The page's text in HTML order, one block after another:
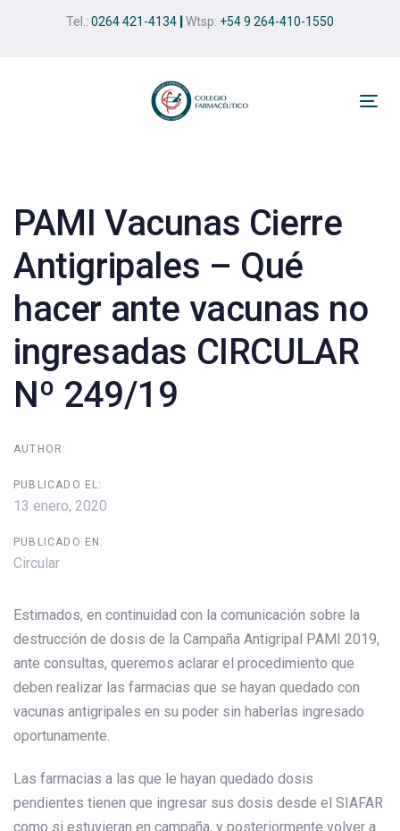
Tel.: 0264 421-4134 Wtsp: +54 9 264-410-1550
PAMI Vacunas Cierre
Antigripales – Qué
hacer ante vacunas no
ingresadas CIRCULAR
Nº 249/19
AUTHOR:
PUBLICADO EL:
13 enero, 2020
PUBLICADO EN:
Circular
Estimados, en continuidad con la comunicación sobre la
destrucción de dosis de la Campaña Antigripal PAMI 2019,
ante consultas, queremos aclarar el procedimiento que
deben realizar las farmacias que se hayan quedado con
vacunas antigripales en su poder sin haberlas ingresado
oportunamente.
Las farmacias a las que le hayan quedado dosis
pendientes tienen que ingresar sus dosis desde el SIAFAR
como si estuvieran en campaña, y posteriormente volver a
navigation